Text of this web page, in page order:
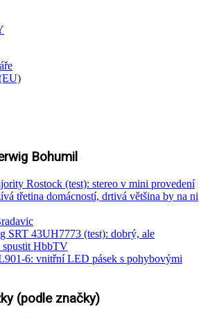
Bohumil
Rostock (test): stereo v mini provedení
třetina domácností, drtivá většina by na ni
SRT 43UH7773 (test): dobrý, ale
spustit HbbTV
6: vnitřní LED pásek s pohybovými
(podle značky)